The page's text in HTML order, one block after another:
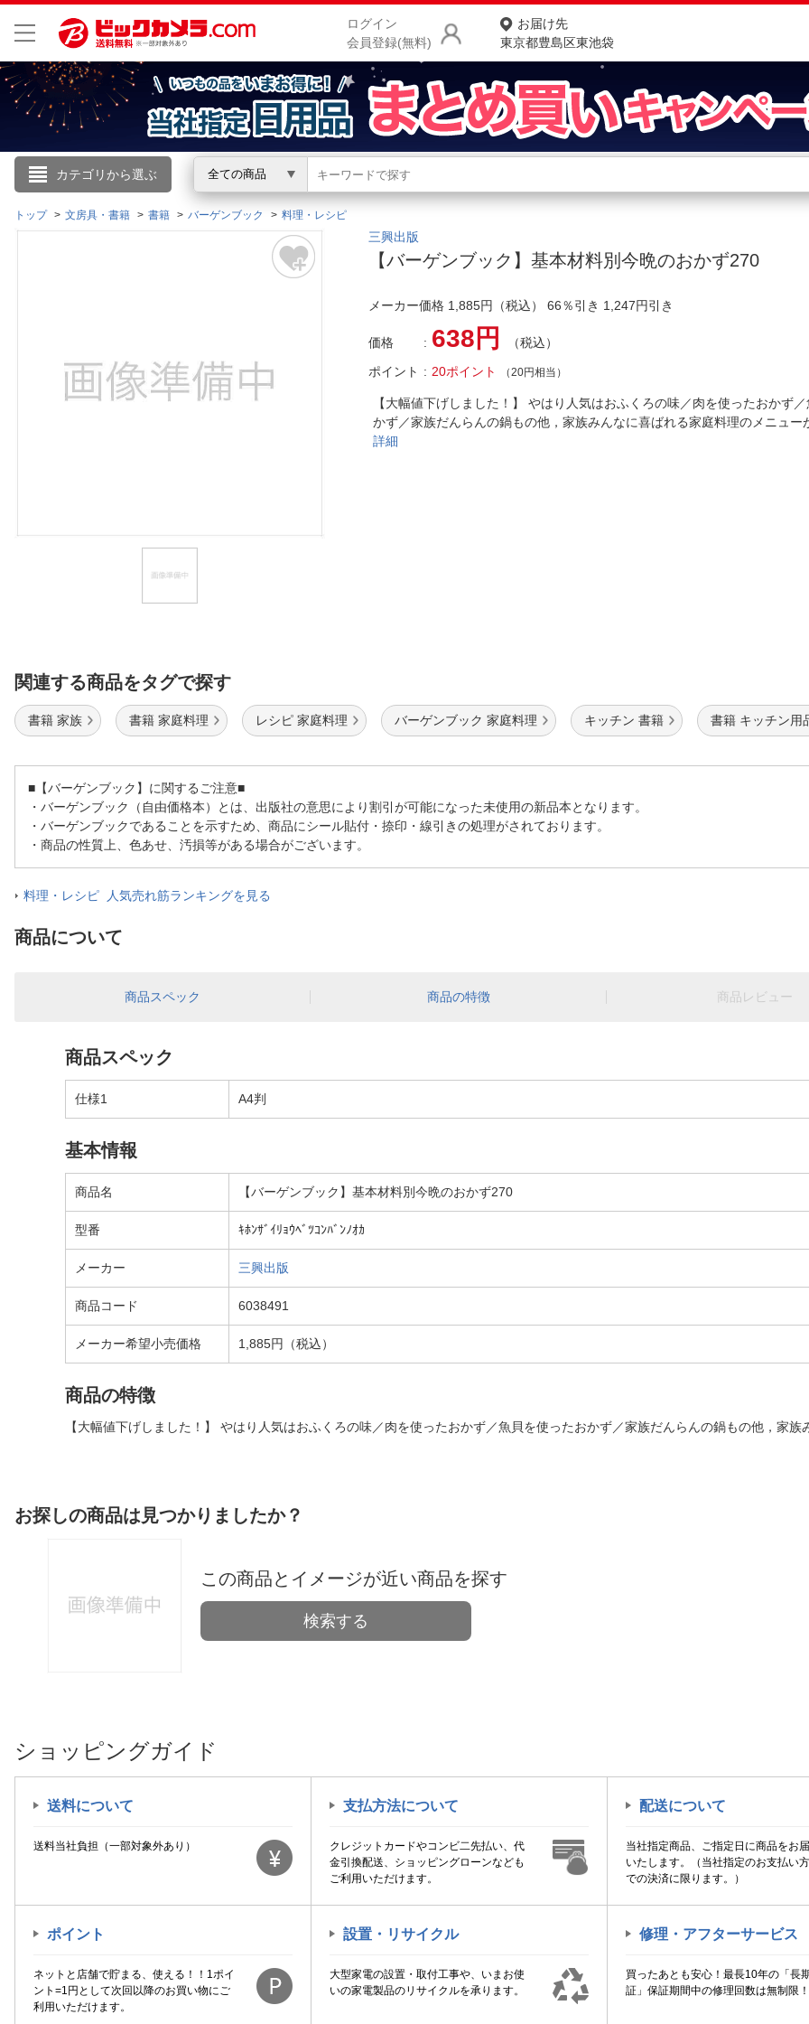
ログイン
会員登録(無料)
お届け先
東京都豊島区東池袋
カテゴリから選ぶ 全ての商品
こんにちは
ログイン
閲覧履歴
商品をさがす
ランキングからさがす
お客様サポート
ご利用ガイド
よくある質問・お問合せ
トップ 文房具・書籍 書籍 バーゲンブック 料理・レシピ
三興出版
【バーゲンブック】基本材料別今晩のおかず270
メーカー価格 1,885円（税込） 66％引き 1,247円引き
価格 638円
（税込）
ポイント
20ポイント （20円相当）
【大幅値下げしました！】 やはり人気はおふくろの味／肉を使ったおかず
かず／家族だんらんの鍋もの他，家族みんなに喜ばれる家庭料理のメニュ
詳細
関連する商品をタグで探す
書籍 家族 書籍 家庭料理 レシピ 家庭料理 バーゲンブック 家庭料理 キッチン 書籍 書籍 キッチン用
■【バーゲンブック】に関するご注意■
・バーゲンブック（自由価格本）とは、出版社の意思により割引が可能になった未使用の新品本となります。
・バーゲンブックであることを示すため、商品にシール貼付・捺印・線引きの処理がされております。
・商品の性質上、色あせ、汚損等がある場合がございます。
料理・レシピ 人気売れ筋ランキングを見る
商品について
商品スペック 商品の特徴 商品レビュー
商品スペック
仕様1 A4判
基本情報
商品名 【バーゲンブック】基本材料別今晩のおかず270
型番 ｷﾎﾝｻﾞｲﾘｮｳﾍﾞﾂｺﾝﾊﾞﾝﾉｵｶ
メーカー 三興出版
商品コード 6038491
メーカー希望小売価格 1,885円（税込）
商品の特徴
【大幅値下げしました！】 やはり人気はおふくろの味／肉を使ったおかず／魚貝を使ったおかず／家族だんらんの鍋もの他，家族
お探しの商品は見つかりましたか？
この商品とイメージが近い商品を探す
検索する
ショッピングガイド
送料について
送料当社負担（一部対象外あり）
支払方法について
クレジットカードやコンビ二先払い、代
金引換配送、ショッピングローンなども
ご利用いただけます。
配送について
当社指定商品、ご指定日に商品をお
いたします。（当社指定のお支払い
での決済に限ります。）
ポイント
ネットと店舗で貯まる、使える！！1ポイ
ント=1円として次回以降のお買い物にご
利用いただけます。
設置・リサイクル
大型家電の設置・取付工事や、いまお使
いの家電製品のリサイクルを承ります。
修理・アフターサービス
買ったあとも安心！最長10年の「長
証」保証期間中の修理回数は無制限！